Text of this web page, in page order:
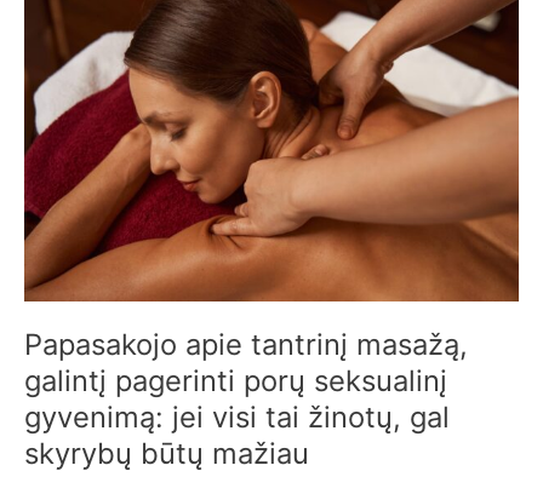
Papasakojo apie tantrinį masažą,
galintį pagerinti porų seksualinį
gyvenimą: jei visi tai žinotų, gal
skyrybų būtų mažiau
apie
masažą,
galintį
pagerinti
porų
seksualinį
gyvenimą:
jei
visi
tai
žinotų,
gal
skyrybų
būtų
mažiau